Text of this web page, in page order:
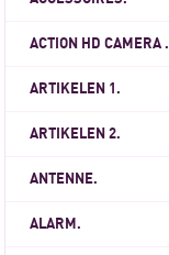
ACTION HD CAMERA .
ARTIKELEN 1.
ARTIKELEN 2.
ANTENNE.
ALARM.